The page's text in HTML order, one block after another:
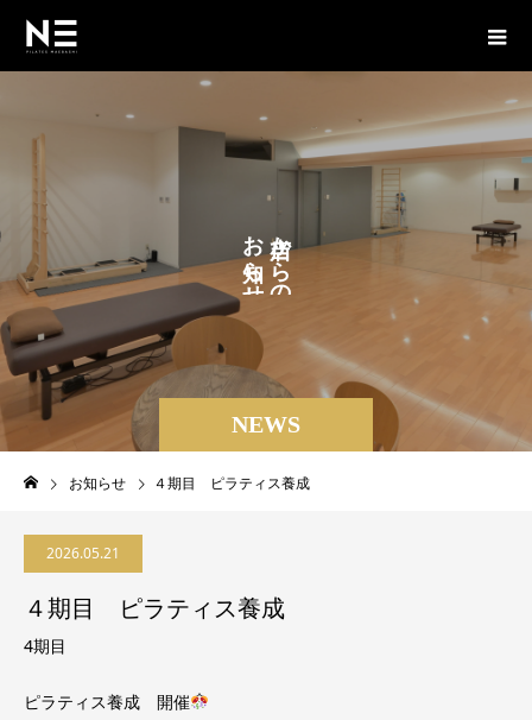
NEWS
ら
の
ら
せ
。
お知らせ ４期目 ピラティス養成
2026.05.21
４期目 ピラティス養成
4期目
ピラティス養成 開催